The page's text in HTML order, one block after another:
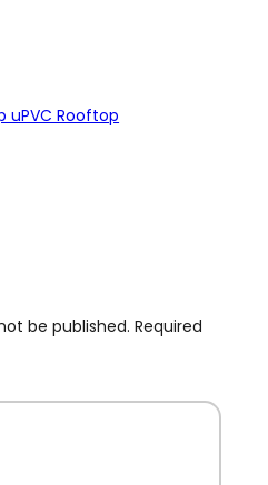
uPVC Rooftop
be published. Required